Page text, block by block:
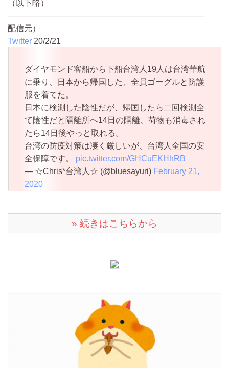
（以下略）
————————————————————————
配信元）
Twitter 20/2/21
ダイヤモンド客船から下船台湾人19人は台湾華航
に乗り、日本から帰国した、全員ゴーグルと防護
服を着てた。
日本に検測した陰性だが、帰国したら二回検測全
て陰性だと隔離所へ14日の隔離、荷物も消毒され
たら14日後やっと取れる。
台湾の防疫対策は凄く厳しいが、台湾人全国の安
全保障です。 pic.twitter.com/GHCuEKHhRB
— ☆Chris*台湾人☆ (@bluesayuri) February 21,
2020
» 続きはこちらから